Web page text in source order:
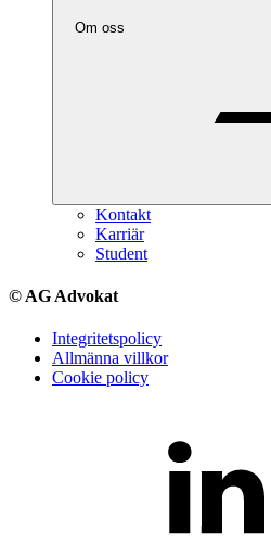
Om oss
Kontakt
Karriär
Student
© AG Advokat
Integritetspolicy
Allmänna villkor
Cookie policy